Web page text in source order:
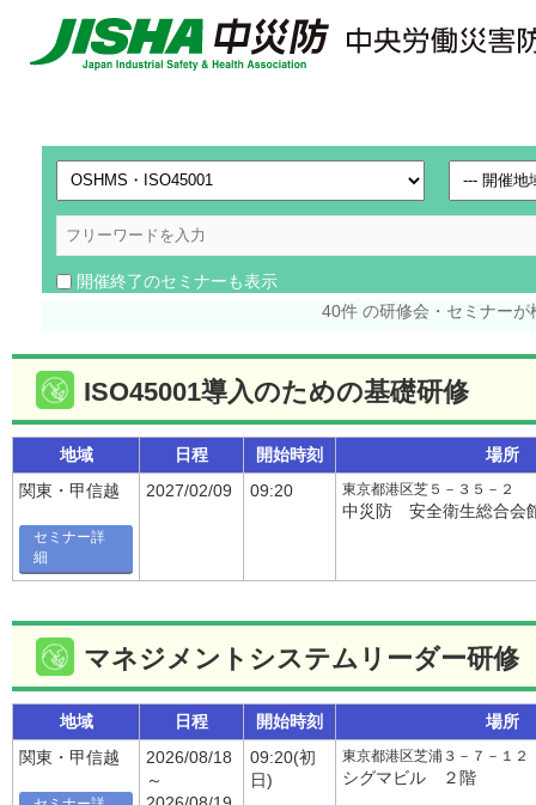
開催終了のセミナーも表示
40件 の研修会・セミナーが
ISO45001導入のための基礎研修
地域 日程 開始時刻
場所
関東・甲信越
セミナー詳
細
2027/02/09 09:20 東京都港区芝５－３５－２
中災防 安全衛生総合会
マネジメントシステムリーダー研修
地域 日程 開始時刻
場所
関東・甲信越
2026/08/18
～
09:20(初
日)
東京都港区芝浦３－７－１２
シグマビル ２階